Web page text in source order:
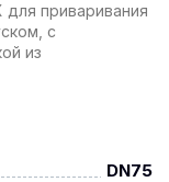
приваривания
с
из
DN75